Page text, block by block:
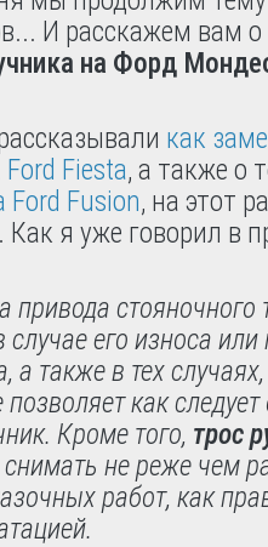
И расскажем вам
на Форд
как
Fiesta, а также о
Ford Fusion, на этот
. Как я уже говорил в
привода стояночного
случае его износа
а также в тех
как следует
Кроме того, трос
не реже чем
работ, как